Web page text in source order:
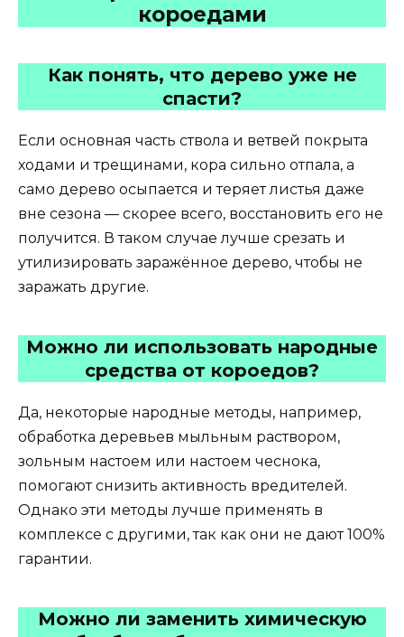
короедами
Как понять, что дерево уже не
спасти?
Если основная часть ствола и ветвей покрыта
ходами и трещинами, кора сильно отпала, а
само дерево осыпается и теряет листья даже
вне сезона — скорее всего, восстановить его не
получится. В таком случае лучше срезать и
утилизировать заражённое дерево, чтобы не
заражать другие.
Можно ли использовать народные
средства от короедов?
Да, некоторые народные методы, например,
обработка деревьев мыльным раствором,
зольным настоем или настоем чеснока,
помогают снизить активность вредителей.
Однако эти методы лучше применять в
комплексе с другими, так как они не дают 100%
гарантии.
Можно ли заменить химическую